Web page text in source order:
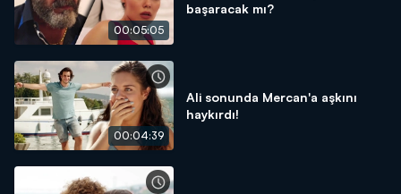
00:05:05
başaracak mı?
00:04:39
Ali sonunda Mercan'a aşkını
haykırdı!